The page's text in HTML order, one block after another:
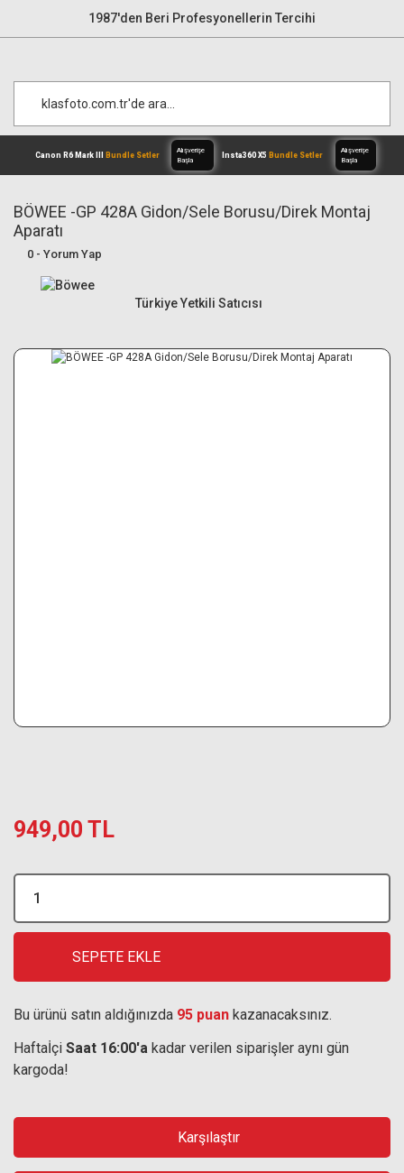
1987'den Beri Profesyonellerin Tercihi
Canon R6 Mark III
BÖWEE -GP 428A Gidon/Sele Borusu/Direk Montaj
Aparatı
0 - Yorum Yap
Türkiye Yetkili Satıcısı
949,00 TL
SEPETE EKLE
Bu ürünü satın aldığınızda 95 puan kazanacaksınız.
Haftaİçi Saat 16:00'a kadar verilen siparişler aynı gün
kargoda!
Karşılaştır